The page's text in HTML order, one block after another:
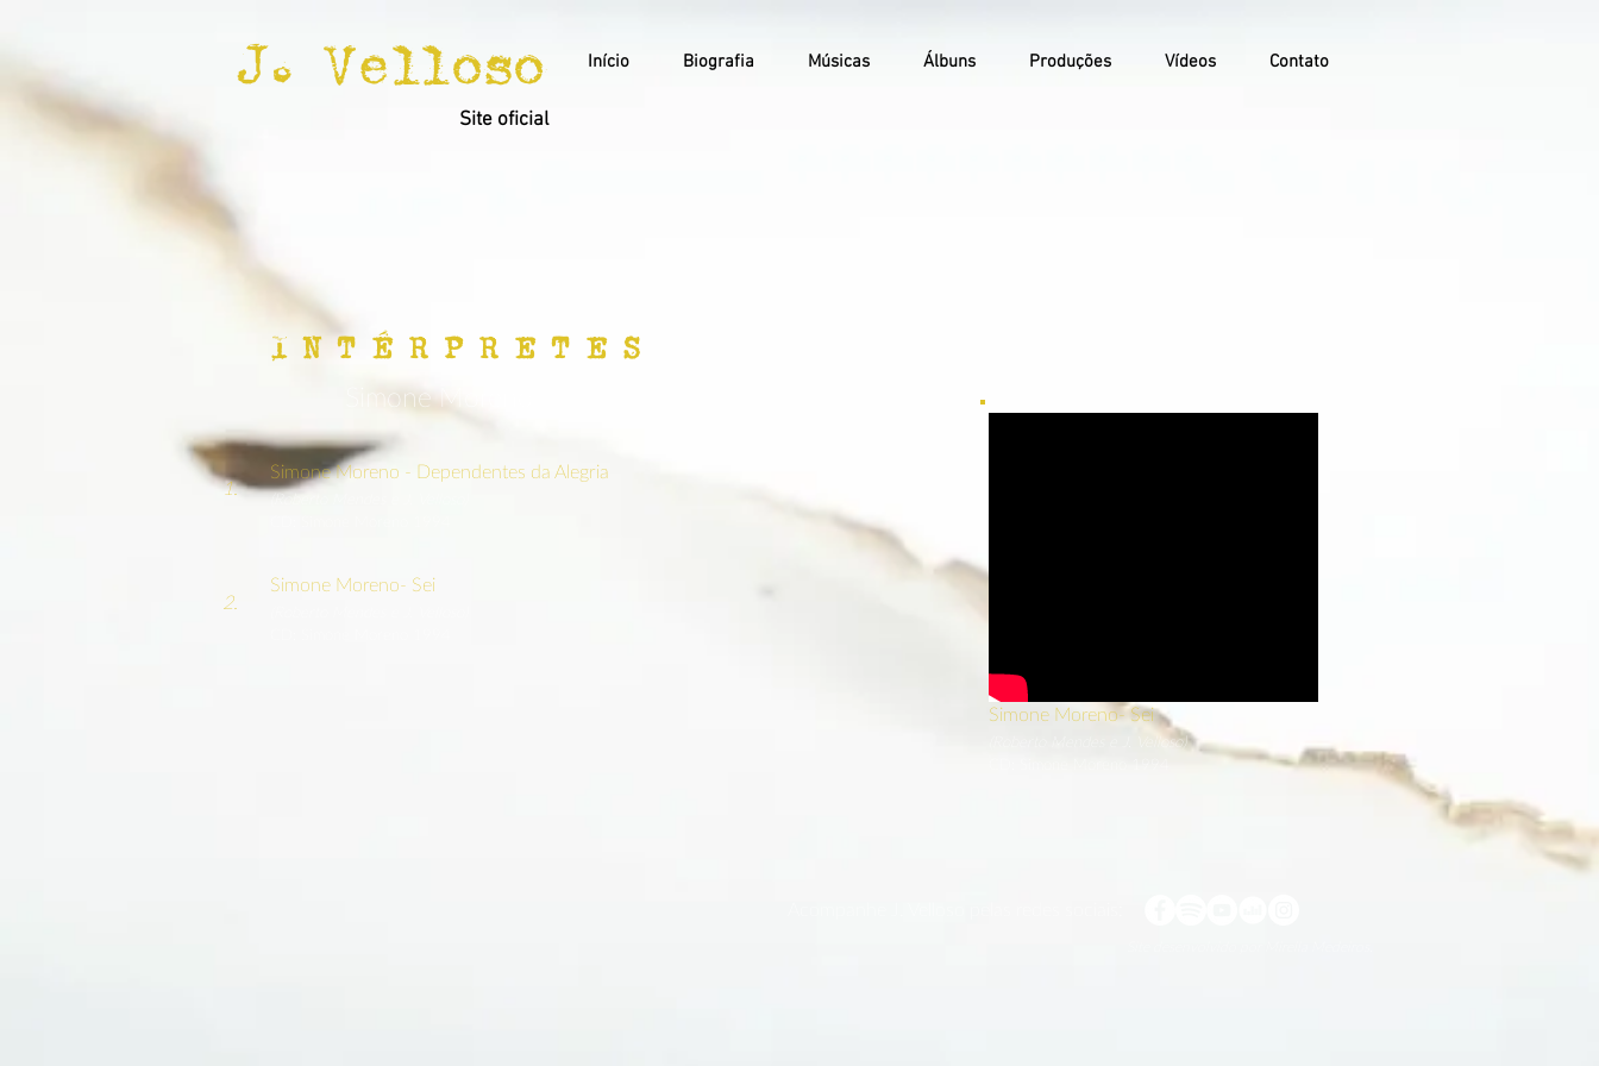
J. Velloso Início Biografia Músicas Álbuns Produções Vídeos Contato
Site oficial
Simone Moreno
1.
2.
Simone Moreno - Dependentes da Alegria
(Roberto Mendes e J. Velloso)
Simone Moreno- Sei
Simone Moreno- Sei
(Roberto Mendes e J. Velloso)
I N T É R P R E T E S